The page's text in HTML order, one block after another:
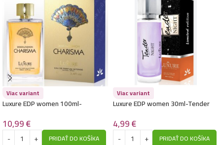
Viac variant
Luxure EDP women 100ml-
Devotion) – P1022
10,99€
PRIDAŤ DO KOŠÍKA
Viac variant
Luxure EDP women 30ml-Tender
4,99€
PRIDAŤ DO KOŠÍKA